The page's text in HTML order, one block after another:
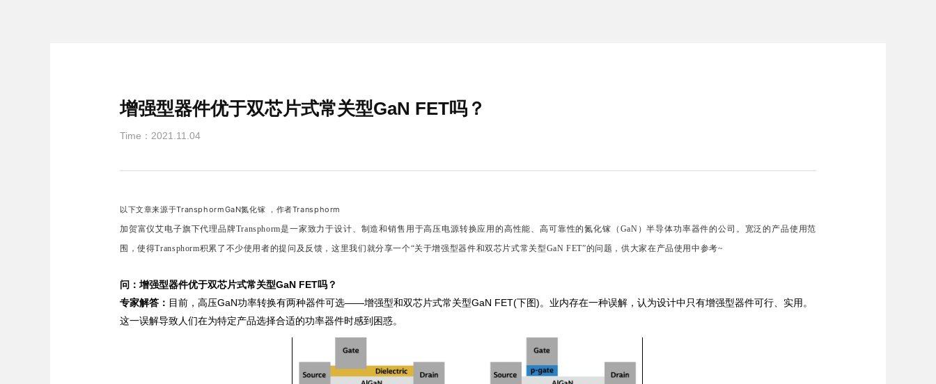
增强型器件优于双芯片式常关型GaN FET吗？
Time：2021.11.04
以下文章来源于TransphormGaN氮化镓 ，作者Transphorm
加贺富仪艾电子旗下代理品牌Transphorm是一家致力于设计、制造和销售用于高压电源转换应用的高性能、高可靠性的氮化镓（GaN）半导体功率器件的公司。宽泛的产品使用范
围，使得Transphorm积累了不少使用者的提问及反馈，这里我们就分享一个“关于增强型器件和双芯片式常关型GaN FET”的问题，供大家在产品使用中参考~
问：增强型器件优于双芯片式常关型GaN FET吗？
专家解答： 目前，高压GaN功率转换有两种器件可选——增强型和双芯片式常关型GaN FET(下图)。业内存在一种误解，认为设计中只有增强型器件可行、实用。
这一误解导致人们在为特定产品选择合适的功率器件时感到困惑。